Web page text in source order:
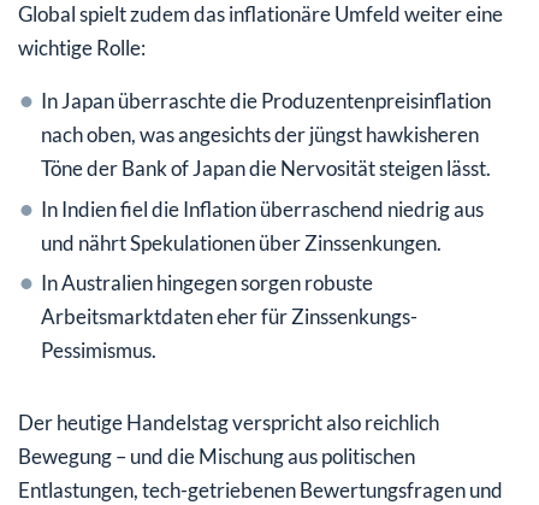
Global spielt zudem das inflationäre Umfeld weiter eine
wichtige Rolle:
In Japan überraschte die Produzentenpreisinflation
nach oben, was angesichts der jüngst hawkisheren
Töne der Bank of Japan die Nervosität steigen lässt.
In Indien fiel die Inflation überraschend niedrig aus
und nährt Spekulationen über Zinssenkungen.
In Australien hingegen sorgen robuste
Arbeitsmarktdaten eher für Zinssenkungs-
Pessimismus.
Der heutige Handelstag verspricht also reichlich
Bewegung – und die Mischung aus politischen
Entlastungen, tech-getriebenen Bewertungsfragen und